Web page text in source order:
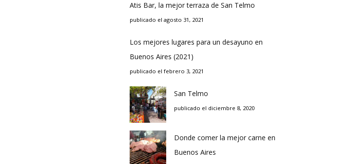
Atis Bar, la mejor terraza de San Telmo
publicado el agosto 31, 2021
Los mejores lugares para un desayuno en
Buenos Aires (2021)
publicado el febrero 3, 2021
San Telmo
publicado el diciembre 8, 2020
Donde comer la mejor carne en
Buenos Aires